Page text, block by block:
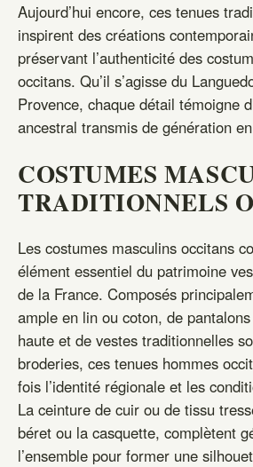
Aujourd’hui encore, ces tenues
inspirent des créations
préservant l’authenticité des
occitans. Qu’il s’agisse du
Provence, chaque détail témoigne
ancestral transmis de génération
COSTUMES
TRADITIONNELS
Les costumes masculins occitans
élément essentiel du patrimoine
de la France. Composés
ample en lin ou coton, de
haute et de vestes traditionnelles
broderies, ces tenues hommes
fois l’identité régionale et les
La ceinture de cuir ou de tissu
béret ou la casquette, complètent
l’ensemble pour former une